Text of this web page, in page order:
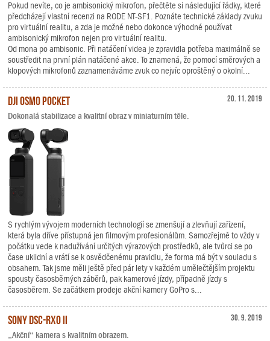
Pokud nevíte, co je ambisonický mikrofon, přečtěte si následující řádky, které
předcházejí vlastní recenzi na RODE NT-SF1. Poznáte technické základy zvuku
pro virtuální realitu, a zda je možné nebo dokonce výhodné používat
ambisonický mikrofon nejen pro virtuální realitu.
Od mona po ambisonic. Při natáčení videa je zpravidla potřeba maximálně se
soustředit na první plán natáčené akce. To znamená, že pomocí směrových a
klopových mikrofonů zaznamenáváme zvuk co nejvíc oproštěný o okolní...
20. 11. 2019
DJI Osmo Pocket
Dokonalá stabilizace a kvalitní obraz v miniaturním těle.
S rychlým vývojem moderních technologií se zmenšují a zlevňují zařízení,
která byla dříve přístupná jen filmovým profesionálům. Samozřejmě to vždy v
počátku vede k nadužívání určitých výrazových prostředků, ale tvůrci se po
čase uklidní a vrátí se k osvědčenému pravidlu, že forma má být v souladu s
obsahem. Tak jsme měli ještě před pár lety v každém umělečtějším projektu
spousty časosběrných záběrů, pak kamerové jízdy, případně jízdy s
časosběrem. Se začátkem prodeje akční kamery GoPro s...
30. 9. 2019
Sony DSC-RX0 II
„Akční“ kamera s kvalitním obrazem.